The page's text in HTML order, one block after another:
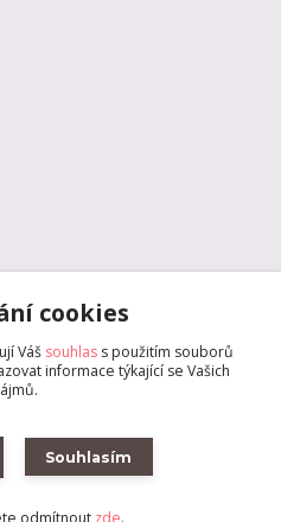
cookies
Váš souhlas s použitím souborů
informace týkající se Vašich
Souhlasím
odmítnout zde.